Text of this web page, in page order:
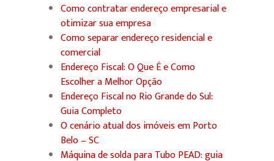
Como contratar endereço empresarial e
otimizar sua empresa
Como separar endereço residencial e
comercial
Endereço Fiscal: O Que É e Como
Escolher a Melhor Opção
Endereço Fiscal no Rio Grande do Sul:
Guia Completo
O cenário atual dos imóveis em Porto
Belo – SC
Máquina de solda para Tubo PEAD: guia